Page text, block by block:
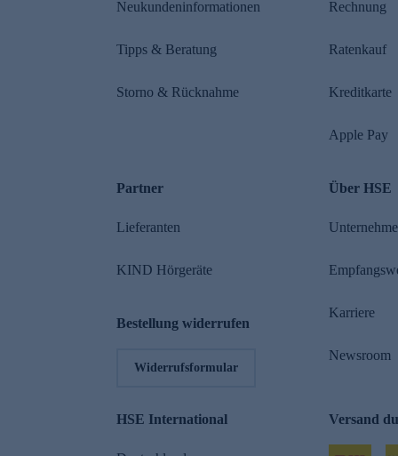
Neukundeninformationen
Tipps & Beratung
Storno & Rücknahme
Rechnung
Ratenkauf
Kreditkarte
Apple Pay
Partner
Lieferanten
KIND Hörgeräte
Bestellung widerrufen
Widerrufsformular
Über HSE
Karriere
Newsroom
HSE International Versand